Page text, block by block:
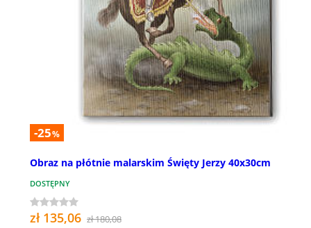
-25%
Obraz na płótnie malarskim Święty Jerzy 40x30cm
DOSTĘPNY
zł 135,06 zł 180,08